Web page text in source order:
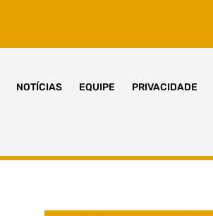
NOTÍCIAS EQUIPE PRIVACIDADE